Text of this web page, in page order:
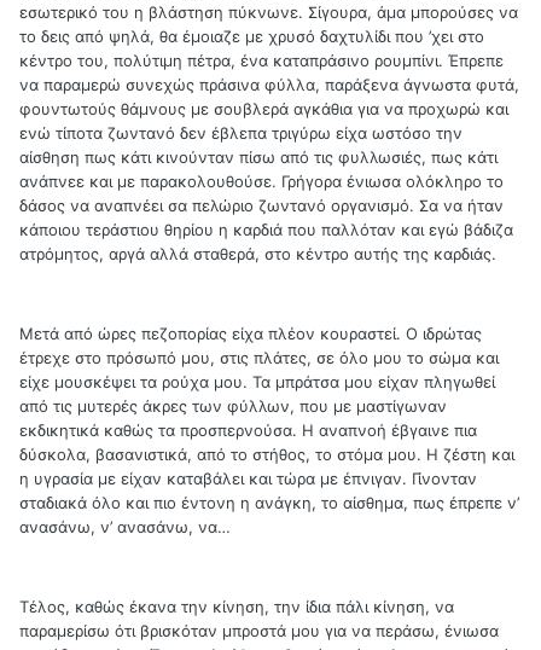
εσωτερικό του η βλάστηση πύκνωνε. Σίγουρα, άμα μπορούσες να
το δεις από ψηλά, θα έμοιαζε με χρυσό δαχτυλίδι που ’χει στο
κέντρο του, πολύτιμη πέτρα, ένα καταπράσινο ρουμπίνι. Έπρεπε
να παραμερώ συνεχώς πράσινα φύλλα, παράξενα άγνωστα φυτά,
φουντωτούς θάμνους με σουβλερά αγκάθια για να προχωρώ και
ενώ τίποτα ζωντανό δεν έβλεπα τριγύρω είχα ωστόσο την
αίσθηση πως κάτι κινούνταν πίσω από τις φυλλωσιές, πως κάτι
ανάπνεε και με παρακολουθούσε. Γρήγορα ένιωσα ολόκληρο το
δάσος να αναπνέει σα πελώριο ζωντανό οργανισμό. Σα να ήταν
κάποιου τεράστιου θηρίου η καρδιά που παλλόταν και εγώ βάδιζα
ατρόμητος, αργά αλλά σταθερά, στο κέντρο αυτής της καρδιάς.
Μετά από ώρες πεζοπορίας είχα πλέον κουραστεί. Ο ιδρώτας
έτρεχε στο πρόσωπό μου, στις πλάτες, σε όλο μου το σώμα και
είχε μουσκέψει τα ρούχα μου. Τα μπράτσα μου είχαν πληγωθεί
από τις μυτερές άκρες των φύλλων, που με μαστίγωναν
εκδικητικά καθώς τα προσπερνούσα. Η αναπνοή έβγαινε πια
δύσκολα, βασανιστικά, από το στήθος, το στόμα μου. Η ζέστη και
η υγρασία με είχαν καταβάλει και τώρα με έπνιγαν. Γίνονταν
σταδιακά όλο και πιο έντονη η ανάγκη, το αίσθημα, πως έπρεπε ν’
ανασάνω, ν’ ανασάνω, να…
Τέλος, καθώς έκανα την κίνηση, την ίδια πάλι κίνηση, να
παραμερίσω ότι βρισκόταν μπροστά μου για να περάσω, ένιωσα